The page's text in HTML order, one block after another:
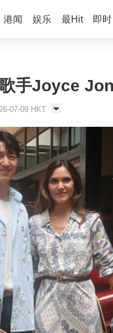
港闻 娱乐 最Hit 即时
手Joyce
07-09 HKT